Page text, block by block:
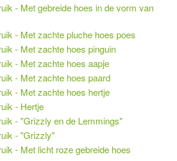
- Met gebreide hoes in de vorm van
- Met zachte pluche hoes poes
- Met zachte hoes pinguin
- Met zachte hoes aapje
- Met zachte hoes paard
- Met zachte hoes hertje
- Hertje
- "Grizzly en de Lemmings"
- "Grizzly"
- Met licht roze gebreide hoes